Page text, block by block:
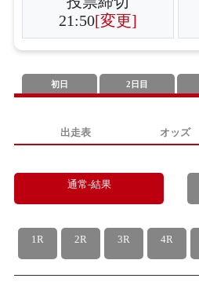
21:50[変更]
初日 2日目
出走表 オッズ
通常-結果
1R 2R 3R 4R